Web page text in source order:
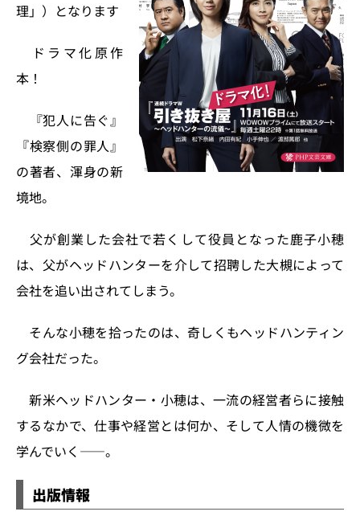
理」）となります
ドラマ化原作
本！
『犯人に告ぐ』
『検察側の罪人』
の著者、渾身の新
境地。
父が創業した会社で若くして役員となった鹿子小穂
は、父がヘッドハンターを介して招聘した大槻によって
会社を追い出されてしまう。
そんな小穂を拾ったのは、奇しくもヘッドハンティン
グ会社だった。
新米ヘッドハンター・小穂は、一流の経営者らに接触
するなかで、仕事や経営とは何か、そして人情の機微を
学んでいく――。
出版情報